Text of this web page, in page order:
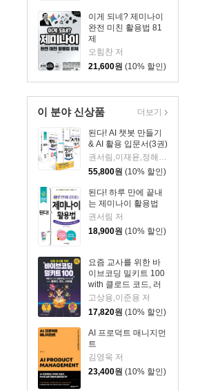
이게 되네? 제미나이
완전 미친 활용법 81
제
오힘찬 저
21,600원 (10% 할인)
이 분야 신상품
된다! AI 챗봇 만들기
& AI 활용 입문서(3권)
권서림,이재윤,정해준,프롬프트 크리에이터 저
55,800원 (10% 할인)
된다! 하루 만에 끝내
는 제미나이 활용법
권서림 저
18,900원 (10% 할인)
요즘 교사를 위한 바
이브코딩 밀키트 100
with 클로드 코드, 러
버블
고상용,이준용 저
17,820원 (10% 할인)
AI 프로덕트 매니지먼
트
김영욱 저
23,400원 (10% 할인)
더보기